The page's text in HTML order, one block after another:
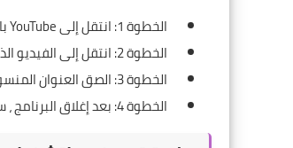
الخطوة 1: انتقل إلى YouTube باستخدام أي متصفح مثبت على هاتف أندرويد الخاص بك.
الخطوة 2: انتقل إلى الفيديو الذي تريد تشغيله في الخلفية وانسخ عنوان URL.
الخطوة 3: الصق العنوان المنسوخ في البرنامج واضغط على الأيقونة الموجودة على اليمين.
الخطوة 4: بعد إغلاق البرنامج ، سيظهر الفيديو الخاص بك على الفور في النافذة المنبثقة.